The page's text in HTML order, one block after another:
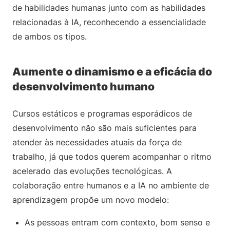
de habilidades humanas junto com as habilidades
relacionadas à IA, reconhecendo a essencialidade
de ambos os tipos.
Aumente o dinamismo e a eficácia do
desenvolvimento humano
Cursos estáticos e programas esporádicos de
desenvolvimento não são mais suficientes para
atender às necessidades atuais da força de
trabalho, já que todos querem acompanhar o ritmo
acelerado das evoluções tecnológicas. A
colaboração entre humanos e a IA no ambiente de
aprendizagem propõe um novo modelo:
As pessoas entram com contexto, bom senso e